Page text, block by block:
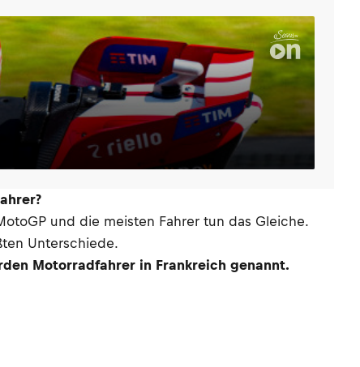
und die meisten Fahrer tun das Gleiche.
Unterschiede.
Motorradfahrer in Frankreich genannt.